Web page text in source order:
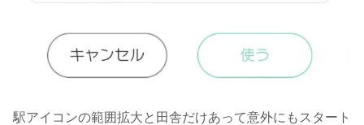
駅アイコンの範囲拡大と田舎だけあって意外にもスタート